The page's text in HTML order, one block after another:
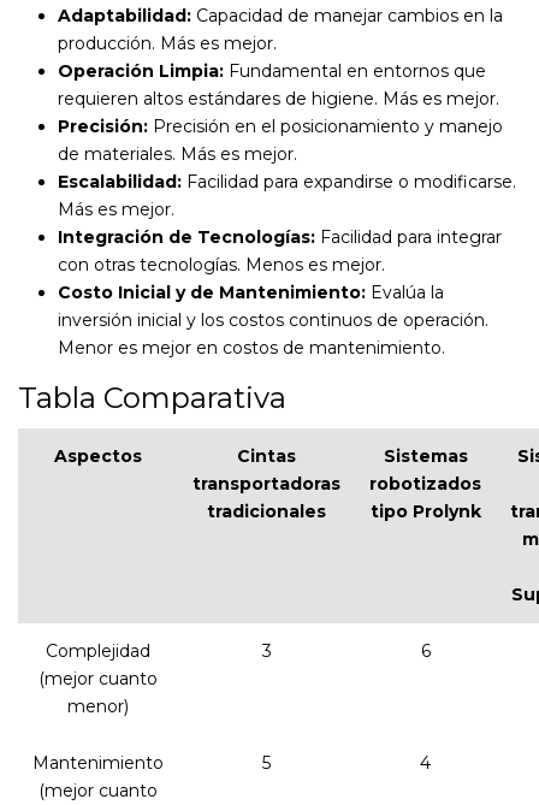
Adaptabilidad:Capacidad de manejar cambios en la
producción. Más es mejor.
Operación Limpia:Fundamental en entornos que
requieren altos estándares de higiene. Más es mejor.
Precisión:Precisión en el posicionamiento y manejo
de materiales. Más es mejor.
Escalabilidad:Facilidad para expandirse o modificarse.
Más es mejor.
Integración de Tecnologías:Facilidad para integrar
con otras tecnologías. Menos es mejor.
Costo Inicial y de Mantenimiento:Evalúa la
inversión inicial y los costos continuos de operación.
Menor es mejor en costos de mantenimiento.
Tabla Comparativa
Aspectos
Cintas
transportadoras
tradicionales
Sistemas
robotizados
tipo Prolynk
Complejidad
(mejor cuanto
menor)
3 6
Mantenimiento
(mejor cuanto
5 4